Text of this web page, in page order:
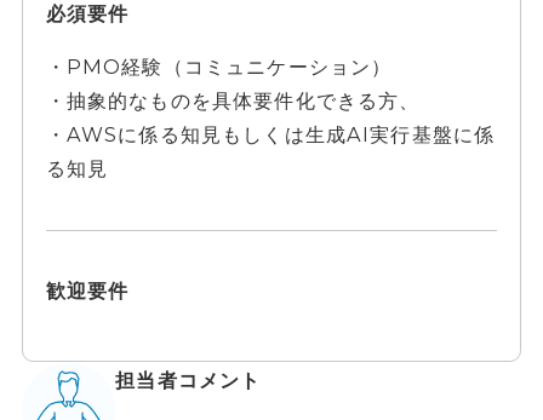
必須要件
・PMO経験（コミュニケーション）
・抽象的なものを具体要件化できる方、
・AWSに係る知見もしくは生成AI実行基盤に係
る知見
歓迎要件
担当者コメント